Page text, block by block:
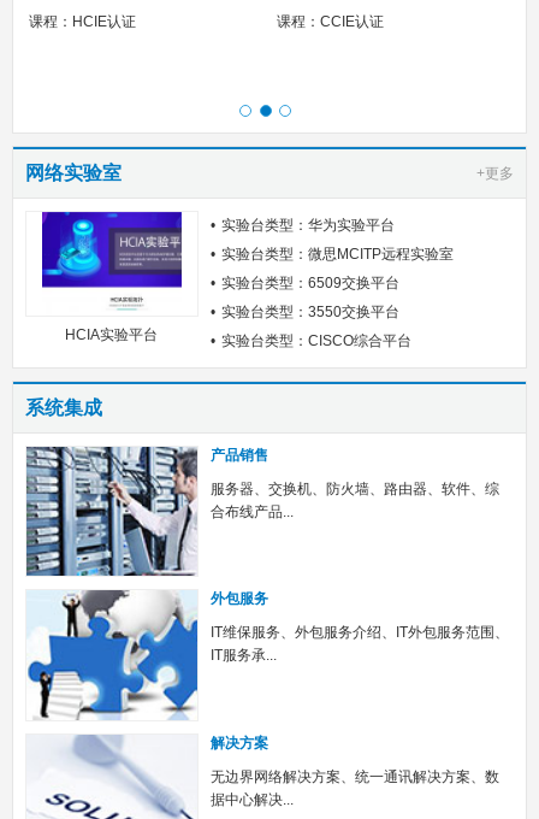
课程：HCIE认证
课程：CCIE认证
网络实验室 +更多
HCIA实验平台
实验台类型：华为实验平台
实验台类型：微思MCITP远程实验室
实验台类型：6509交换平台
实验台类型：3550交换平台
实验台类型：CISCO综合平台
系统集成
产品销售
服务器、交换机、防火墙、路由器、软件、综
合布线产品...
外包服务
IT维保服务、外包服务介绍、IT外包服务范围、
IT服务承...
解决方案
无边界网络解决方案、统一通讯解决方案、数
据中心解决...